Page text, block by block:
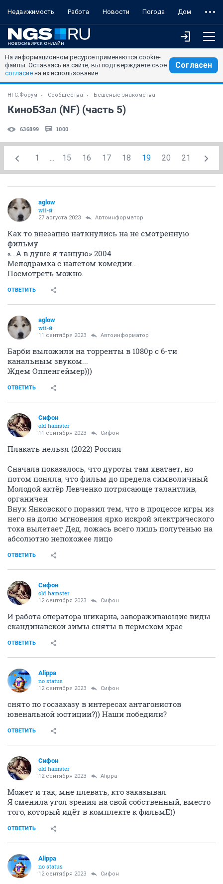
Недвижимость Работа Новости Погода Дом
На информационном ресурсе применяются cookie-
файлы. Оставаясь на сайте, вы подтверждаете свое
согласие на их использование.
Согласен
НГС.Форум Сообщества Бешеные знакомства
КиноБЗал (NF) (часть 5)
636899 1000
1 ... 15 16 17 18 19 20 21
aglow
wii-й
27 августа 2023 Автоинформатор
Как то внезапно наткнулись на не смотренную
фильму
«…А в душе я танцую» 2004
Мелодрамка с налетом комедии…
Посмотреть можно.
ОТВЕТИТЬ
aglow
wii-й
11 сентября 2023 Автоинформатор
Барби выложили на торренты в 1080p с 6-ти
канальным звуком...
Ждем Оппенгеймер)))
ОТВЕТИТЬ
Сифон
old hamster
11 сентября 2023 Сифон
Плакать нельзя (2022) Россия
Сначала показалось, что дуроты там хватает, но
потом поняла, что фильм до предела символичный
Молодой актёр Левченко потрясающе талантлив,
органичен
Внук Янковского поразил тем, что в процессе игры из
него на долю мгновения ярко искрой электрического
тока вылетает Дед, ложась всего лишь полутенью на
абсолютно непохожее лицо
ОТВЕТИТЬ
Сифон
old hamster
12 сентября 2023 Сифон
И работа оператора шикарна, завораживающие виды
скандинавской зимы сняты в пермском крае
ОТВЕТИТЬ
Alippa
no status
12 сентября 2023 Сифон
снято по госзаказу в интересах антагонистов
ювенальной юстиции?)) Наши победили?
ОТВЕТИТЬ
Сифон
old hamster
12 сентября 2023 Alippa
Может и так, мне плевать, кто заказывал
Я сменила угол зрения на свой собственный, вместо
того, который идёт в комплекте к фильмЕ))
ОТВЕТИТЬ
Alippa
no status
12 сентября 2023 Сифон